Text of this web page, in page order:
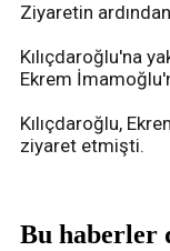
Ziyaretin
Kılıçdaroğlu'na
Ekrem
Kılıçdaroğlu,
ziyaret etmişti.
Bu haberler